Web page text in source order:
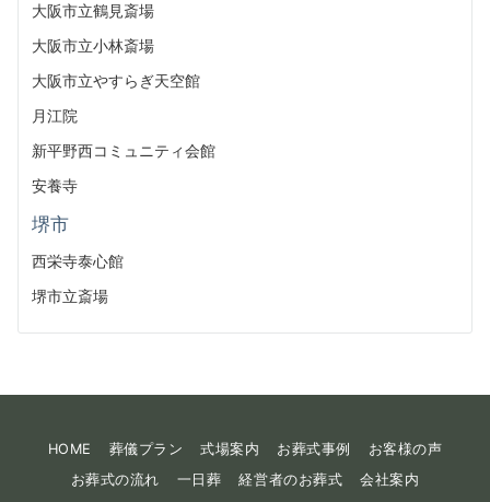
大阪市立鶴見斎場
大阪市立小林斎場
大阪市立やすらぎ天空館
月江院
新平野西コミュニティ会館
安養寺
堺市
西栄寺泰心館
堺市立斎場
HOME 葬儀プラン 式場案内 お葬式事例
お客様の声
お葬式の流れ
一日葬 経営者のお葬式 会社案内